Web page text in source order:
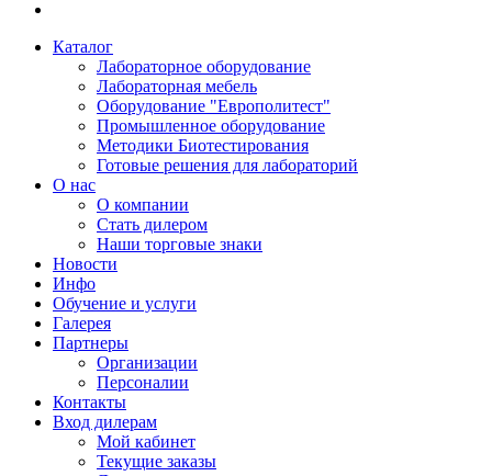
Каталог
Лабораторное оборудование
Лабораторная мебель
Оборудование "Европолитест"
Промышленное оборудование
Методики Биотестирования
Готовые решения для лабораторий
О нас
О компании
Стать дилером
Наши торговые знаки
Новости
Инфо
Обучение и услуги
Галерея
Партнеры
Организации
Персоналии
Контакты
Вход дилерам
Мой кабинет
Текущие заказы